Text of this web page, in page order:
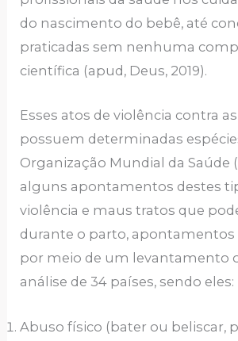
do nascimento do bebê, até
praticadas sem nenhuma
científica (apud, Deus, 2019).
Esses atos de violência contra
possuem determinadas
Organização Mundial da Saúde
alguns apontamentos destes
violência e maus tratos que
durante o parto, apontamentos
por meio de um levantamento
análise de 34 países, sendo eles:
Abuso físico (bater ou beliscar,